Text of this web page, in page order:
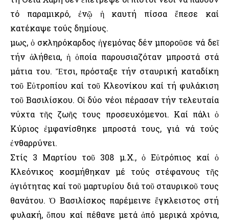
τό παραμικρό, ἐνῷ ἡ καυτή πίσσα ἔπεσε καί
κατέκαψε τούς δημίους.
Ὅμως, ὁ σκληρόκαρδος ἡγεμόνας δέν μποροῦσε νά δεῖ
τήν ἀλήθεια, ἡ ὁποία παρουσιαζόταν μπροστά στά
μάτια του. Ἔτσι, πρόσταξε τήν σταυρική καταδίκη
τοῦ Εὐτροπίου καί τοῦ Κλεονίκου καί τή φυλάκιση
τοῦ Βασιλίσκου. Οἱ δύο νέοι πέρασαν τήν τελευταία
νύχτα τῆς ζωῆς τους προσευχόμενοι. Καί πάλι ὁ
Κύριος ἐμφανίσθηκε μπροστά τους, γιά νά τούς
ἐνθαρρύνει.
Στίς 3 Μαρτίου τοῦ 308 μ.Χ., ὁ Εὐτρόπιος καί ὁ
Κλεόνικος κοσμήθηκαν μέ τούς στέφανους τῆς
ἁγιότητας καί τοῦ μαρτυρίου διά τοῦ σταυρικοῦ τους
θανάτου. Ὁ Βασιλίσκος παρέμεινε ἔγκλειστος στή
φυλακή, ὅπου καί πέθανε μετά ἀπό μερικά χρόνια,